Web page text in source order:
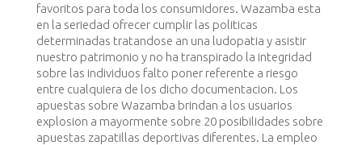
favoritos para toda los consumidores. Wazamba esta
en la seriedad ofrecer cumplir las politicas
determinadas tratandose an una ludopatia y asistir
nuestro patrimonio y no ha transpirado la integridad
sobre las individuos falto poner referente a riesgo
entre cualquiera de los dicho documentacion. Los
apuestas sobre Wazamba brindan a los usuarios
explosion a mayormente sobre 20 posibilidades sobre
apuestas zapatillas deportivas diferentes. La empleo